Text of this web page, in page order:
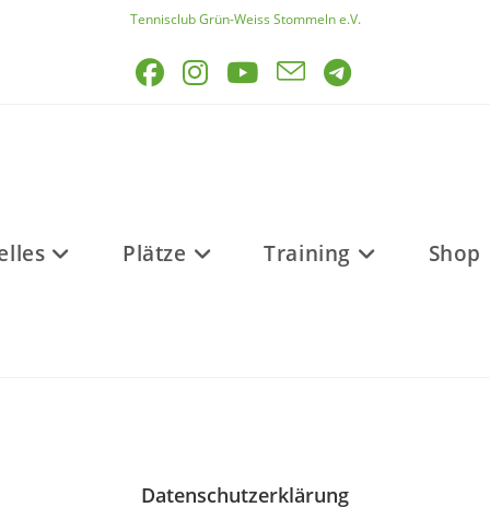
Tennisclub Grün-Weiss Stommeln e.V.
Plätze Training Shop
Datenschutzerklärung